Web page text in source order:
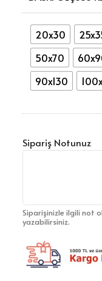
20x30
50x70
90x130
Sipariş Notunuz
Siparişinizle ilgili not
yazabilirsiniz.